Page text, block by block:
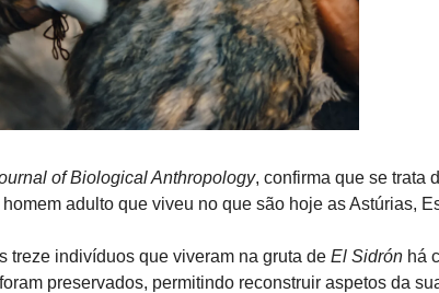
of Biological Anthropology, confirma que se trata
adulto que viveu no que são hoje as Astúrias,
treze indivíduos que viveram na gruta de El Sidrón há
preservados, permitindo reconstruir aspetos da